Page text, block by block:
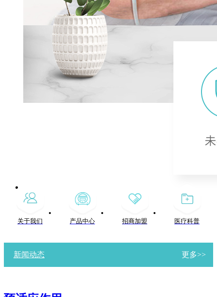
关于我们 产品中心 招商加盟 医疗科普
新闻动态 更多>>